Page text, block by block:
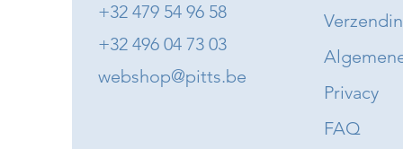
+32 479 54 96 58
+32 496 04 73 03
webshop@pitts.be
Privacy
FAQ